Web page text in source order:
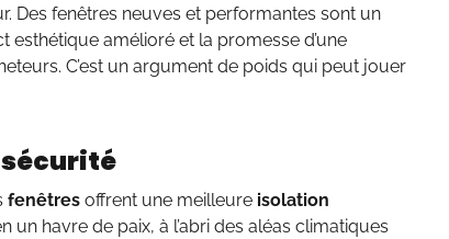
Des fenêtres neuves et performantes sont un
amélioré et la promesse d’une
C’est un argument de poids qui peut jouer
fenêtres offrent une meilleure isolation
havre de paix, à l’abri des aléas climatiques